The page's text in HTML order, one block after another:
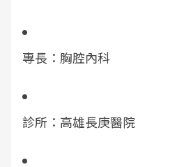
專長：胸腔內科
診所：高雄長庚醫院